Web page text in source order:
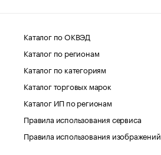
Каталог по ОКВЭД
Каталог по регионам
Каталог по категориям
Каталог торговых марок
Каталог ИП по регионам
Правила использования сервиса
Правила использования изображений